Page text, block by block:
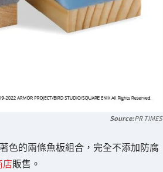
PR TIMES
色的兩條魚板組合，完全不添加防腐
販售。